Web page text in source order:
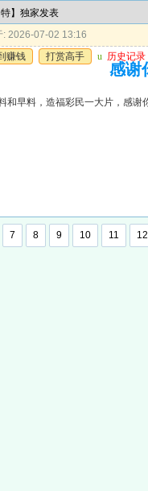
】独家发表
: 2026-07-02 13:16
赚钱
打赏高手 u 历史记录
感谢
和早料，造福彩民一大片，感谢
7 8 9 10 11 12